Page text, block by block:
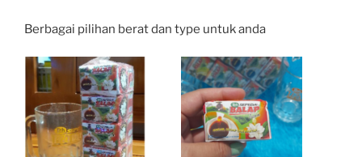
Berbagai pilihan berat dan type untuk anda